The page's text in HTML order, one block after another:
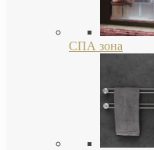
СПА зона